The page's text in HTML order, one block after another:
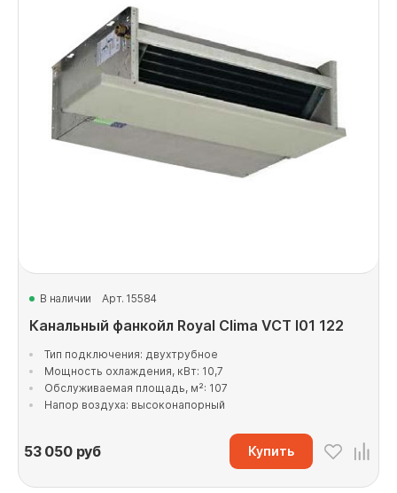
В наличии Арт. 15584
Канальный фанкойл Royal Clima VCT I01 122
Тип подключения: двухтрубное
Мощность охлаждения, кВт: 10,7
Обслуживаемая площадь, м²: 107
Напор воздуха: высоконапорный
53 050руб Купить